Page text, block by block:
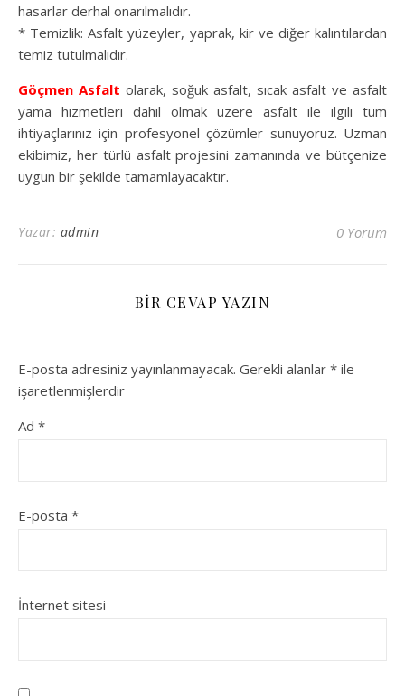
hasarlar derhal onarılmalıdır.
* Temizlik: Asfalt yüzeyler, yaprak, kir ve diğer kalıntılardan
temiz tutulmalıdır.
Göçmen Asfalt olarak, soğuk asfalt, sıcak asfalt ve asfalt
yama hizmetleri dahil olmak üzere asfalt ile ilgili tüm
ihtiyaçlarınız için profesyonel çözümler sunuyoruz. Uzman
ekibimiz, her türlü asfalt projesini zamanında ve bütçenize
uygun bir şekilde tamamlayacaktır.
Yazar: admin 0 Yorum
BIR CEVAP YAZIN
E-posta adresiniz yayınlanmayacak. Gerekli alanlar * ile
işaretlenmişlerdir
Ad *
E-posta *
İnternet sitesi